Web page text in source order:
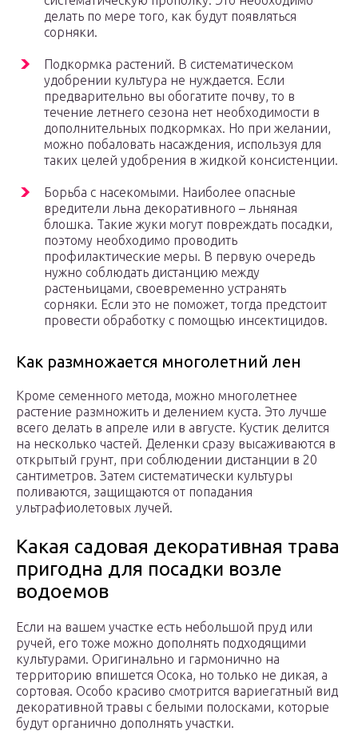
делать по мере того, как будут появляться
сорняки.
Подкормка растений. В систематическом
удобрении культура не нуждается. Если
предварительно вы обогатите почву, то в
течение летнего сезона нет необходимости в
дополнительных подкормках. Но при желании,
можно побаловать насаждения, используя для
таких целей удобрения в жидкой консистенции.
Борьба с насекомыми. Наиболее опасные
вредители льна декоративного – льняная
блошка. Такие жуки могут повреждать посадки,
поэтому необходимо проводить
профилактические меры. В первую очередь
нужно соблюдать дистанцию между
растеньицами, своевременно устранять
сорняки. Если это не поможет, тогда предстоит
провести обработку с помощью инсектицидов.
Как размножается многолетний лен
Кроме семенного метода, можно многолетнее
растение размножить и делением куста. Это лучше
всего делать в апреле или в августе. Кустик делится
на несколько частей. Деленки сразу высаживаются в
открытый грунт, при соблюдении дистанции в 20
сантиметров. Затем систематически культуры
поливаются, защищаются от попадания
ультрафиолетовых лучей.
Какая садовая декоративная трава
пригодна для посадки возле
водоемов
Если на вашем участке есть небольшой пруд или
ручей, его тоже можно дополнять подходящими
культурами. Оригинально и гармонично на
территорию впишется Осока, но только не дикая, а
сортовая. Особо красиво смотрится вариегатный вид
декоративной травы с белыми полосками, которые
будут органично дополнять участки.